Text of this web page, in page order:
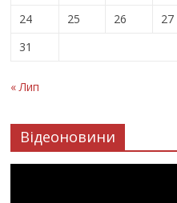
24
25 26 27
31
« Лип
Відеоновини